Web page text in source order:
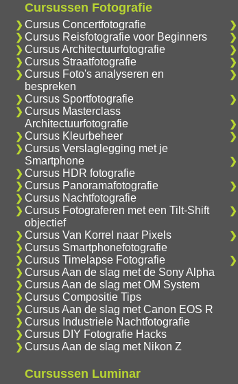
Cursussen Fotografie
Cursus Concertfotografie
Cursus Reisfotografie voor Beginners
Cursus Architectuurfotografie
Cursus Straatfotografie
Cursus Foto's analyseren en
bespreken
Cursus Sportfotografie
Cursus Masterclass
Architectuurfotografie
Cursus Kleurbeheer
Cursus Verslaglegging met je
Smartphone
Cursus HDR fotografie
Cursus Panoramafotografie
Cursus Nachtfotografie
Cursus Fotograferen met een Tilt-Shift
objectief
Cursus Van Korrel naar Pixels
Cursus Smartphonefotografie
Cursus Timelapse Fotografie
Cursus Aan de slag met de Sony Alpha
Cursus Aan de slag met OM System
Cursus Compositie Tips
Cursus Aan de slag met Canon EOS R
Cursus Industriele Nachtfotografie
Cursus DIY Fotografie Hacks
Cursus Aan de slag met Nikon Z
Cursussen Luminar